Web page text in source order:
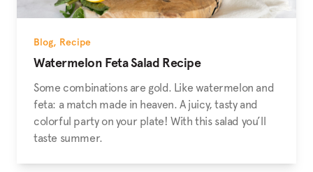
Blog, Recipe
Watermelon Feta Salad Recipe
Some combinations are gold. Like watermelon and
feta: a match made in heaven. A juicy, tasty and
colorful party on your plate! With this salad you’ll
taste summer.